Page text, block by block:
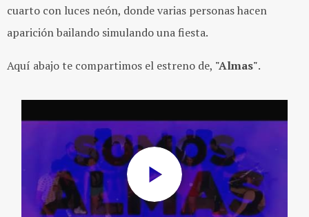
cuarto con luces neón, donde varias personas hacen
aparición bailando simulando una fiesta.
Aquí abajo te compartimos el estreno de, "Almas".